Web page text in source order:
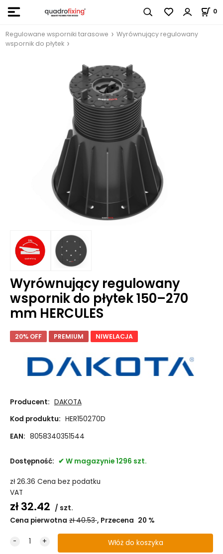
0
Regulowane wsporniki tarasowe
Wyrównujący regulowany
wspornik do płytek
Wyrównujący regulowany
wspornik do płytek 150–270
mm HERCULES
20% OFF PREMIUM NIWELACJA
Producent: DAKOTA
Kod produktu: HER150270D
EAN: 8058340351544
Dostępność: W magazynie 1296 szt.
zł26.36 Cena bez podatku
VAT
zł32.42
szt.
Cena pierwotna zł40.53 Przecena 20 %